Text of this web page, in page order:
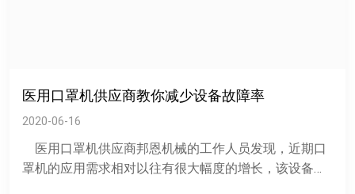
医用口罩机供应商教你减少设备故障率
2020-06-16
医用口罩机供应商邦恩机械的工作人员发现，近期口
罩机的应用需求相对以往有很大幅度的增长，该设备作